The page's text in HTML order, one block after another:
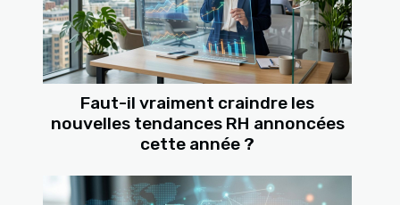
Faut-il vraiment craindre les
nouvelles tendances RH annoncées
cette année ?